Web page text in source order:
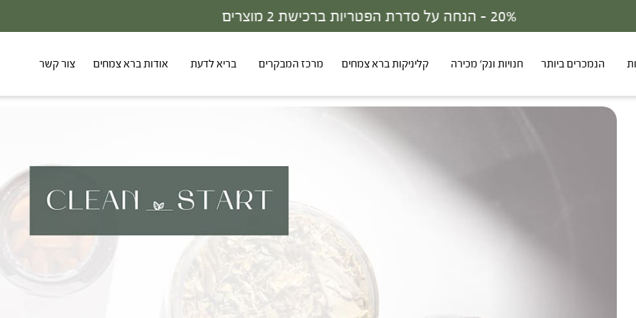
30% - הנחה על סדרת הפטריות ברכישת 3 מוצרים
הנמכרים ביותר חנויות ונק' מכירה קליניקות ברא צמחים מרכז המבקרים בריא לדעת אודות ברא צמחים צור קשר